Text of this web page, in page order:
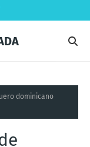
dominicano